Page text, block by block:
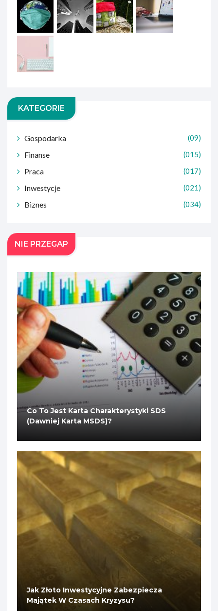
KATEGORIE
Gospodarka (09)
Finanse (015)
Praca (017)
Inwestycje (021)
Biznes (034)
NIE PRZEGAP
Co To Jest Karta Charakterystyki SDS
(dawniej Karta MSDS)?
Jak Złoto Inwestycyjne Zabezpiecza
Majątek W Czasach Kryzysu?